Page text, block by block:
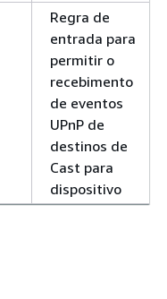
Regra de
entrada para
permitir o
recebimento
de eventos
UPnP de
destinos de
Cast para
dispositivo